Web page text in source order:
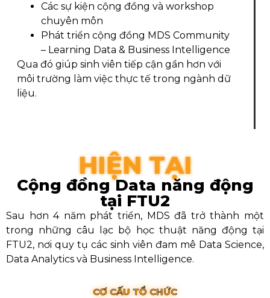
Các sự kiện cộng đồng và workshop
chuyên môn
Phát triển cộng đồng MDS Community
– Learning Data & Business Intelligence
Qua đó giúp sinh viên tiếp cận gần hơn với
môi trường làm việc thực tế trong ngành dữ
liệu.
HIỆN TẠI
Cộng đồng Data năng động
tại FTU2
Sau hơn 4 năm phát triển, MDS đã trở thành một
trong những câu lạc bộ học thuật năng động tại
FTU2, nơi quy tụ các sinh viên đam mê Data Science,
Data Analytics và Business Intelligence.
CƠ CẤU TỔ CHỨC